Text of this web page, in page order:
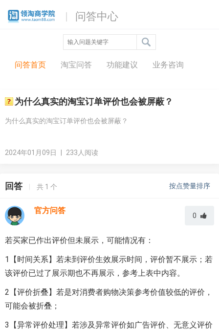
问答中心
问答首页 淘宝问答 功能建议 业务咨询
为什么真实的淘宝订单评价也会被屏蔽？
为什么真实的淘宝订单评价也会被屏蔽？
2024年01月09日 233人阅读
回答 | 共 1 个 按点赞量排序
官方问答
0
若买家已作出评价但未展示，可能情况有：
1【时间关系】若未到评价生效展示时间，评价暂不展示；若
该评价已过了展示期也不再展示，参考上表中内容。
2【评价折叠】若是对消费者购物决策参考价值较低的评价，
可能会被折叠；
3【异常评价处理】若涉及异常评价如广告评价、无意义评价